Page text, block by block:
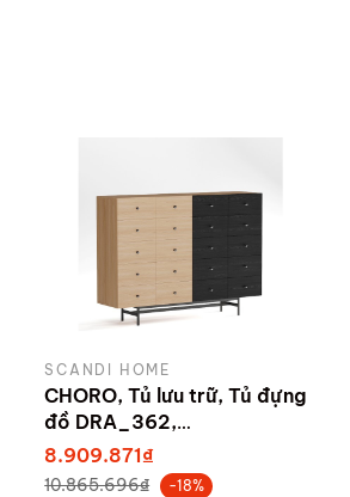
SCANDI HOME
CHORO, Tủ lưu trữ, Tủ đựng
đồ DRA_362,
160x40x118cm, Scandi
Home
8.909.871₫
10.865.696₫ -18%